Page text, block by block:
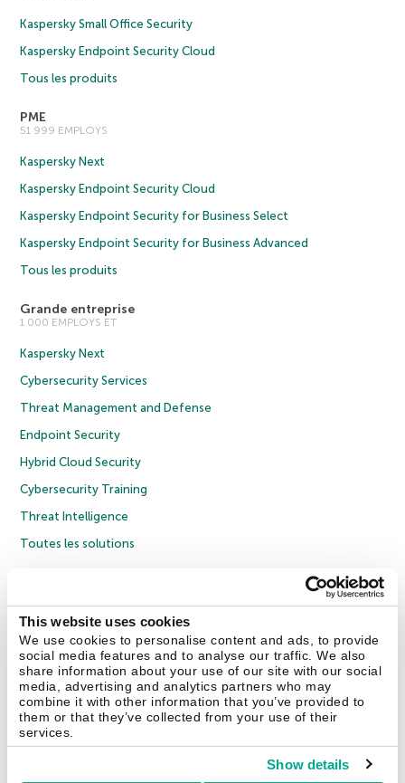
This website uses cookies
We use cookies to personalise content and ads, to provide
social media features and to analyse our traffic. We also
share information about your use of our site with our social
media, advertising and analytics partners who may
combine it with other information that you’ve provided to
them or that they’ve collected from your use of their
services.
Show details
Kaspersky Small Office Security
Kaspersky Endpoint Security Cloud
Tous les produits
PME
51 999 EMPLOYS
Kaspersky Next
Kaspersky Endpoint Security Cloud
Kaspersky Endpoint Security for Business Select
Kaspersky Endpoint Security for Business Advanced
Tous les produits
Grande entreprise
1 000 EMPLOYS ET
Kaspersky Next
Cybersecurity Services
Threat Management and Defense
Endpoint Security
Hybrid Cloud Security
Cybersecurity Training
Threat Intelligence
Toutes les solutions
Politique de confidentialité
Contrat de licence entreprises
Cookies
Nous contacter À propos Partenaires Blog Communiqués de presse
Securelist Eugene Personal Blog Encyclopédie de Kaspersky